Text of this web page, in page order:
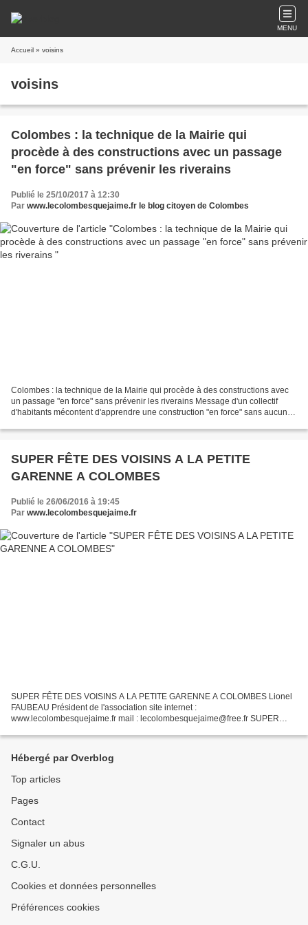
MENU
Accueil » voisins
voisins
Colombes : la technique de la Mairie qui
procède à des constructions avec un passage
"en force" sans prévenir les riverains
Publié le 25/10/2017 à 12:30
Par www.lecolombesquejaime.fr le blog citoyen de Colombes
Colombes : la technique de la Mairie qui procède à des constructions avec
un passage "en force" sans prévenir les riverains Message d'un collectif
d'habitants mécontent d'apprendre une construction "en force" sans aucune
SUPER FÊTE DES VOISINS A LA PETITE
GARENNE A COLOMBES
Publié le 26/06/2016 à 19:45
Par www.lecolombesquejaime.fr
SUPER FÊTE DES VOISINS A LA PETITE GARENNE A COLOMBES Lionel
FAUBEAU Président de l'association site internet :
www.lecolombesquejaime.fr mail : lecolombesquejaime@free.fr SUPER
Hébergé par Overblog
Top articles
Pages
Contact
Signaler un abus
C.G.U.
Cookies et données personnelles
Préférences cookies